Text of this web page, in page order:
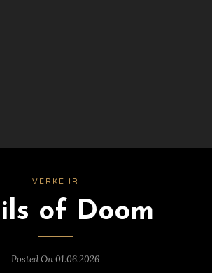
VERKEHR
of Doom
Posted On 01.06.2026